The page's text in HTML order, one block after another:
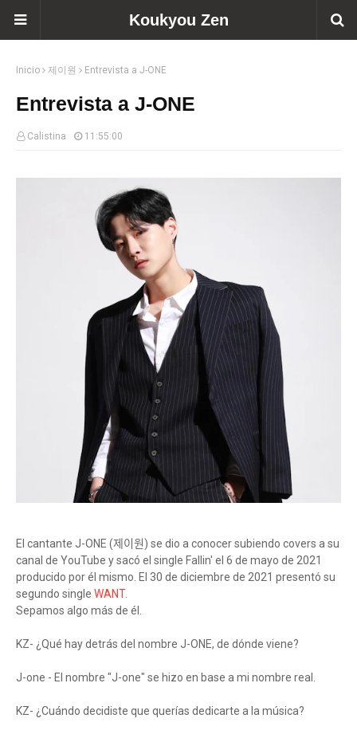
Koukyou Zen
Inicio 제이원 Entrevista a J-ONE
Entrevista a J-ONE
Calistina 11:55:00
El cantante J-ONE (제이원) se dio a conocer subiendo covers a su
canal de YouTube y sacó el single Fallin' el 6 de mayo de 2021
producido por él mismo. El 30 de diciembre de 2021 presentó su
segundo single WANT.
Sepamos algo más de él.
KZ- ¿Qué hay detrás del nombre J-ONE, de dónde viene?
J-one - El nombre "J-one" se hizo en base a mi nombre real.
KZ- ¿Cuándo decidiste que querías dedicarte a la música?